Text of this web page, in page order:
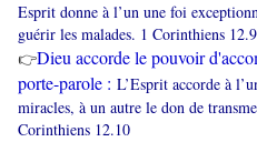
Esprit donne à l’un une foi
guérir les malades. 1 Corinthiens 12.9
👉Dieu accorde le pouvoir
porte-parole : L’Esprit accorde à
miracles, à un autre le don de
Corinthiens 12.10